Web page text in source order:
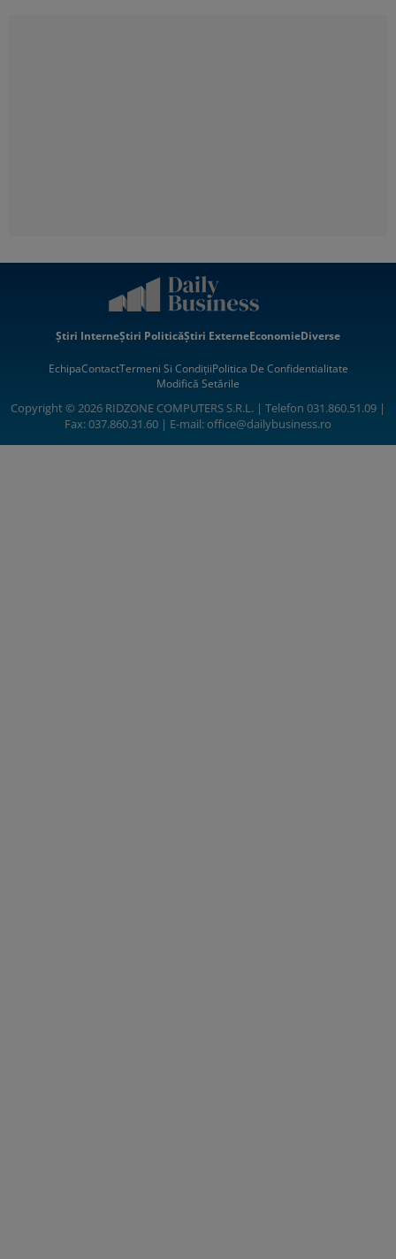
Știri InterneȘtiri PoliticăȘtiri ExterneEconomieDiverse
EchipaContactTermeni Si CondițiiPolitica De Confidentialitate
Modifică Setările
Copyright © 2026 RIDZONE COMPUTERS S.R.L. | Telefon 031.860.51.09 |
Fax: 037.860.31.60 | E-mail:office@dailybusiness.ro